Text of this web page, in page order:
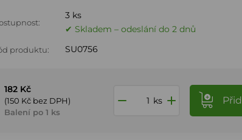
3 ks
✔ Skladem – odeslání do 2 dnů
produktu: SU0756
182 Kč
(150 Kč bez DPH)
Balení po 1 ks
ks